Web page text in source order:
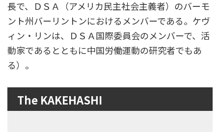
長で、ＤＳＡ（アメリカ民主社会主義者）のバーモ
ント州バーリントンにおけるメンバーである。ケヴ
ィン・リンは、ＤＳＡ国際委員会のメンバーで、活
動家であるとともに中国労働運動の研究者でもあ
る）。
The KAKEHASHI